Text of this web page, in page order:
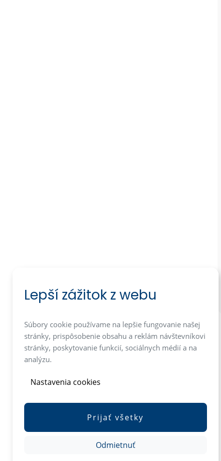
Lepší zážitok z webu
Súbory cookie používame na lepšie fungovanie našej
stránky, prispôsobenie obsahu a reklám návštevníkovi
stránky, poskytovanie funkcií, sociálnych médií a na
analýzu.
Nastavenia cookies
Prijať všetky
Odmietnuť